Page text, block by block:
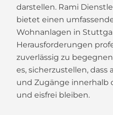
darstellen. Rami
bietet einen
Wohnanlagen in
Herausforderungen
zuverlässig zu
es, sicherzustellen, dass
und Zugänge innerhalb
und eisfrei bleiben.